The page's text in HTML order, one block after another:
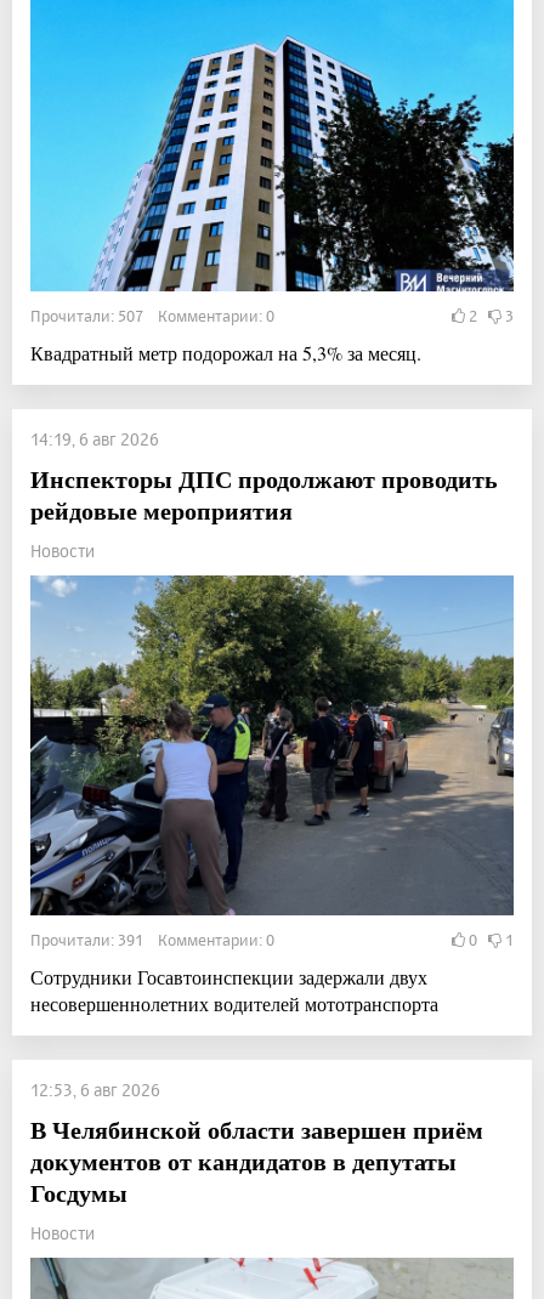
Прочитали: 507 Комментарии: 0 2 3
Квадратный метр подорожал на 5,3% за месяц.
14:19, 6 авг 2026
Инспекторы ДПС продолжают проводить
рейдовые мероприятия
Новости
Прочитали: 391 Комментарии: 0 0 1
Сотрудники Госавтоинспекции задержали двух
несовершеннолетних водителей мототранспорта
12:53, 6 авг 2026
В Челябинской области завершен приём
документов от кандидатов в депутаты
Госдумы
Новости